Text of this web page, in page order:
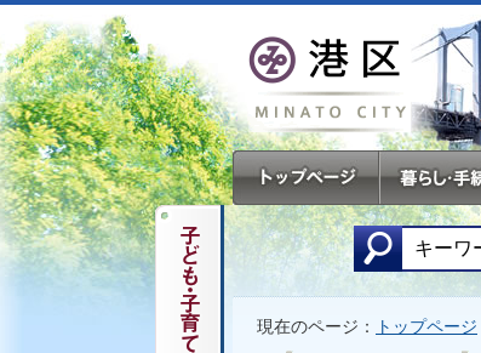
現在のページ： トップページ